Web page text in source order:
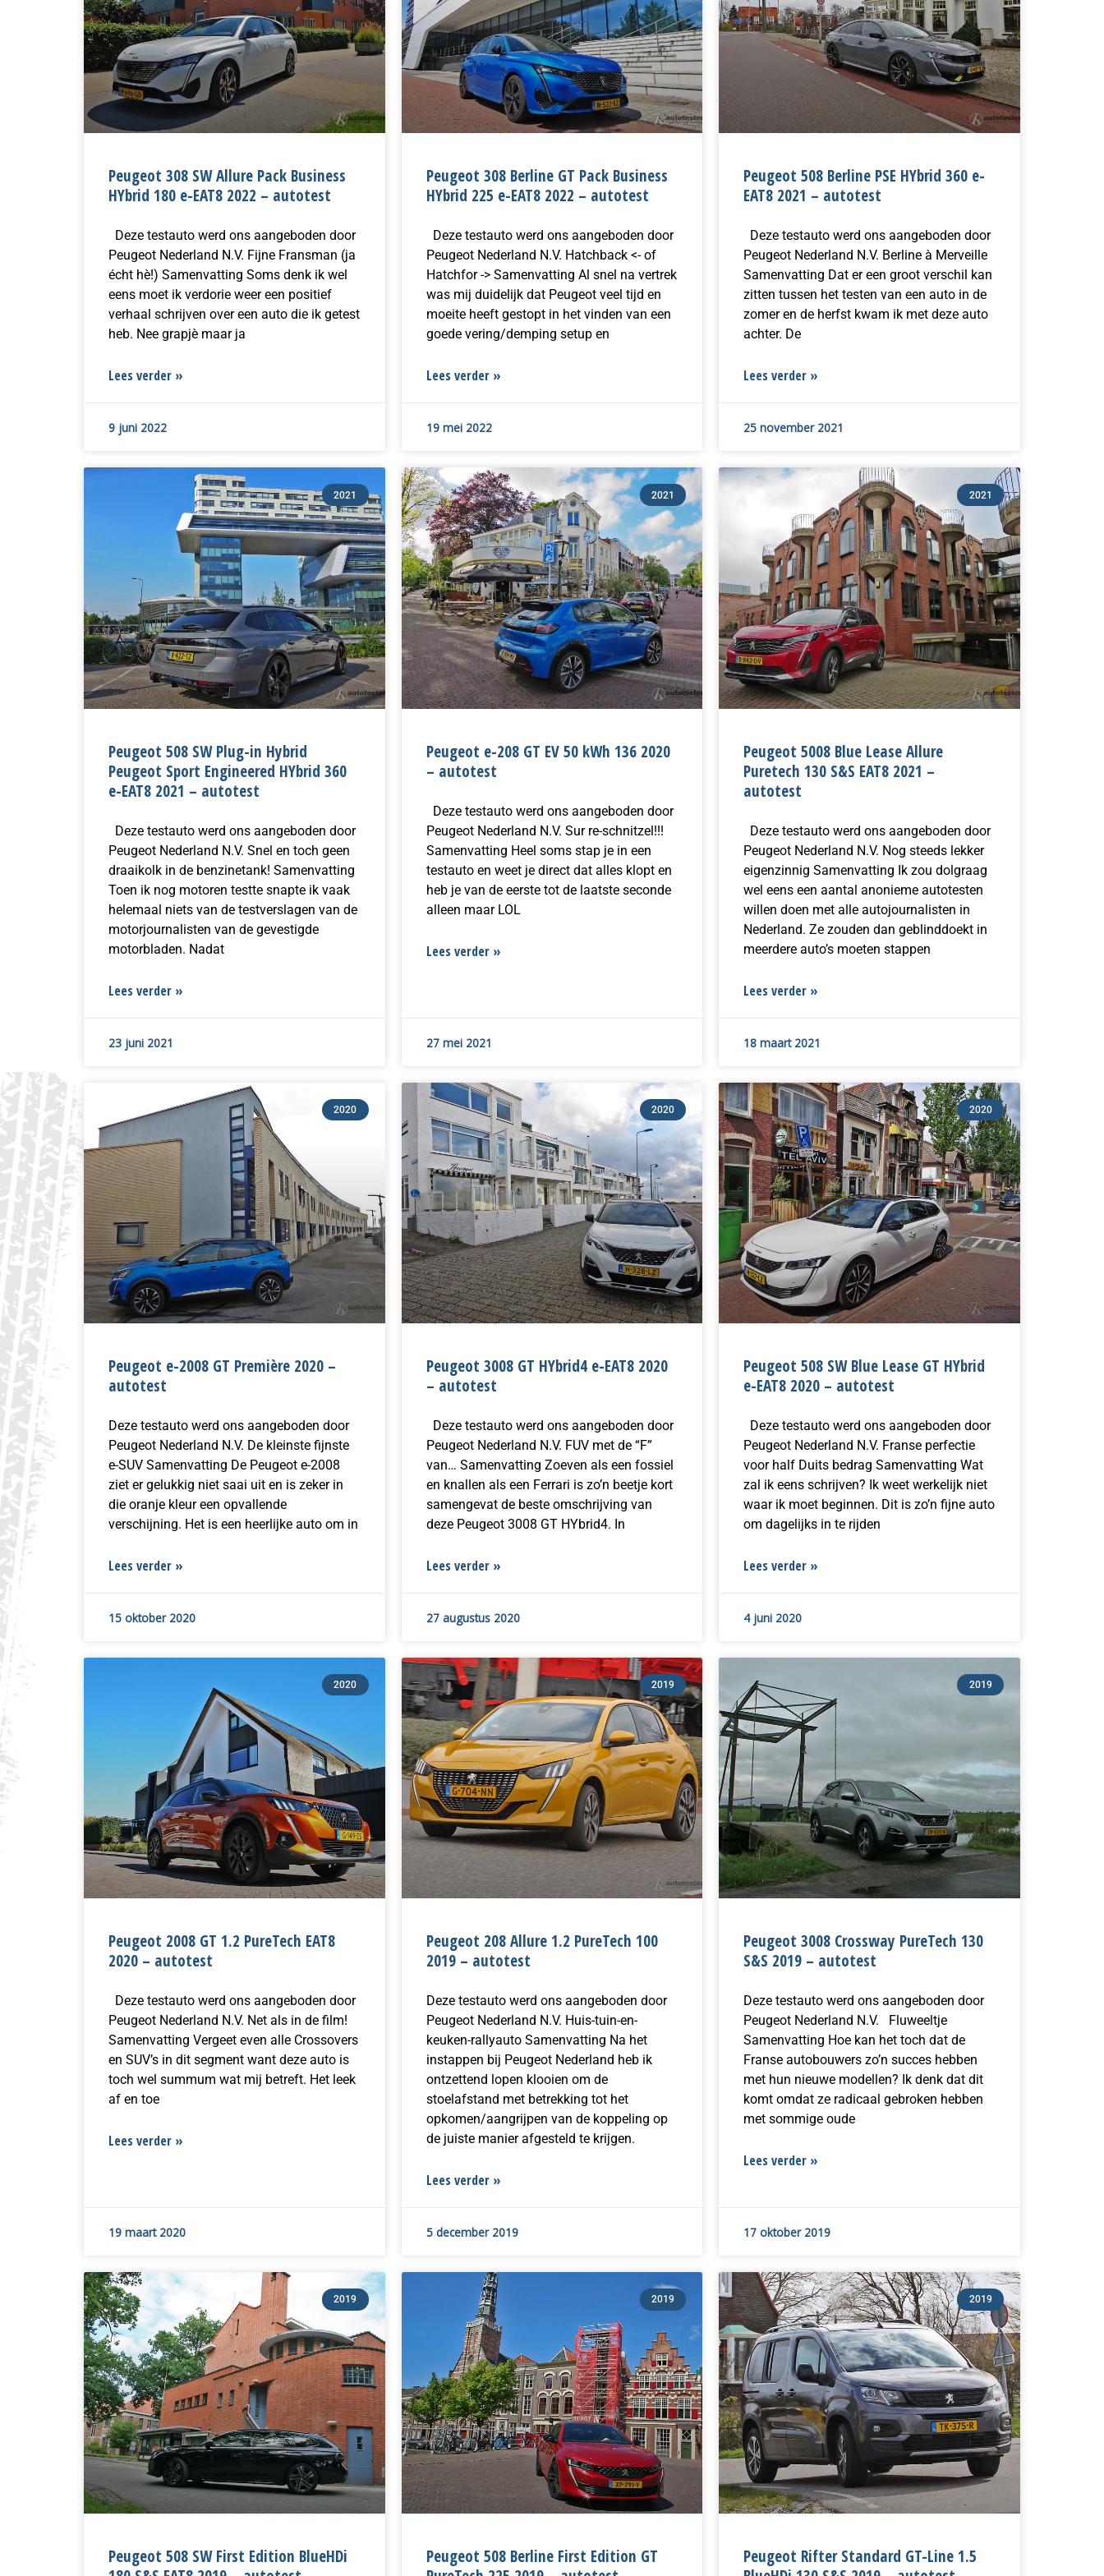
Peugeot 308 SW Allure Pack Business
HYbrid 180 e-EAT8 2022 – autotest
Deze testauto werd ons aangeboden door
Peugeot Nederland N.V. Fijne Fransman (ja
écht hè!) Samenvatting Soms denk ik wel
eens moet ik verdorie weer een positief
verhaal schrijven over een auto die ik getest
heb. Nee grapjè maar ja
Lees verder »
9 juni 2022
Peugeot 308 Berline GT Pack Business
HYbrid 225 e-EAT8 2022 – autotest
Deze testauto werd ons aangeboden door
Peugeot Nederland N.V. Hatchback <- of
Hatchfor -> Samenvatting Al snel na vertrek
was mij duidelijk dat Peugeot veel tijd en
moeite heeft gestopt in het vinden van een
goede vering/demping setup en
Lees verder »
19 mei 2022
Peugeot 508 Berline PSE HYbrid 360 e-
EAT8 2021 – autotest
Deze testauto werd ons aangeboden door
Peugeot Nederland N.V. Berline à Merveille
Samenvatting Dat er een groot verschil kan
zitten tussen het testen van een auto in de
zomer en de herfst kwam ik met deze auto
achter. De
Lees verder »
25 november 2021
2021
Peugeot 508 SW Plug-in Hybrid
Peugeot Sport Engineered HYbrid 360
e-EAT8 2021 – autotest
Deze testauto werd ons aangeboden door
Peugeot Nederland N.V. Snel en toch geen
draaikolk in de benzinetank! Samenvatting
Toen ik nog motoren testte snapte ik vaak
helemaal niets van de testverslagen van de
motorjournalisten van de gevestigde
motorbladen. Nadat
Lees verder »
23 juni 2021
2021
Peugeot e-208 GT EV 50 kWh 136 2020
– autotest
Deze testauto werd ons aangeboden door
Peugeot Nederland N.V. Sur re-schnitzel!!!
Samenvatting Heel soms stap je in een
testauto en weet je direct dat alles klopt en
heb je van de eerste tot de laatste seconde
alleen maar LOL
Lees verder »
27 mei 2021
2021
Peugeot 5008 Blue Lease Allure
Puretech 130 S&S EAT8 2021 –
autotest
Deze testauto werd ons aangeboden door
Peugeot Nederland N.V. Nog steeds lekker
eigenzinnig Samenvatting Ik zou dolgraag
wel eens een aantal anonieme autotesten
willen doen met alle autojournalisten in
Nederland. Ze zouden dan geblinddoekt in
meerdere auto’s moeten stappen
Lees verder »
18 maart 2021
2020
Peugeot e-2008 GT Première 2020 –
autotest
Deze testauto werd ons aangeboden door
Peugeot Nederland N.V. De kleinste fijnste
e-SUV Samenvatting De Peugeot e-2008
ziet er gelukkig niet saai uit en is zeker in
die oranje kleur een opvallende
verschijning. Het is een heerlijke auto om in
Lees verder »
15 oktober 2020
2020
Peugeot 3008 GT HYbrid4 e-EAT8 2020
– autotest
Deze testauto werd ons aangeboden door
Peugeot Nederland N.V. FUV met de “F”
van… Samenvatting Zoeven als een fossiel
en knallen als een Ferrari is zo’n beetje kort
samengevat de beste omschrijving van
deze Peugeot 3008 GT HYbrid4. In
Lees verder »
27 augustus 2020
2020
Peugeot 508 SW Blue Lease GT HYbrid
e-EAT8 2020 – autotest
Deze testauto werd ons aangeboden door
Peugeot Nederland N.V. Franse perfectie
voor half Duits bedrag Samenvatting Wat
zal ik eens schrijven? Ik weet werkelijk niet
waar ik moet beginnen. Dit is zo’n fijne auto
om dagelijks in te rijden
Lees verder »
4 juni 2020
2020
Peugeot 2008 GT 1.2 PureTech EAT8
2020 – autotest
Deze testauto werd ons aangeboden door
Peugeot Nederland N.V. Net als in de film!
Samenvatting Vergeet even alle Crossovers
en SUV’s in dit segment want deze auto is
toch wel summum wat mij betreft. Het leek
af en toe
Lees verder »
19 maart 2020
2019
Peugeot 208 Allure 1.2 PureTech 100
2019 – autotest
Deze testauto werd ons aangeboden door
Peugeot Nederland N.V. Huis-tuin-en-
keuken-rallyauto Samenvatting Na het
instappen bij Peugeot Nederland heb ik
ontzettend lopen klooien om de
stoelafstand met betrekking tot het
opkomen/aangrijpen van de koppeling op
de juiste manier afgesteld te krijgen.
Lees verder »
5 december 2019
2019
Peugeot 3008 Crossway PureTech 130
S&S 2019 – autotest
Deze testauto werd ons aangeboden door
Peugeot Nederland N.V. Fluweeltje
Samenvatting Hoe kan het toch dat de
Franse autobouwers zo’n succes hebben
met hun nieuwe modellen? Ik denk dat dit
komt omdat ze radicaal gebroken hebben
met sommige oude
Lees verder »
17 oktober 2019
2019
Peugeot 508 SW First Edition BlueHDi
2019
Peugeot 508 Berline First Edition GT
2019
Peugeot Rifter Standard GT-Line 1.5